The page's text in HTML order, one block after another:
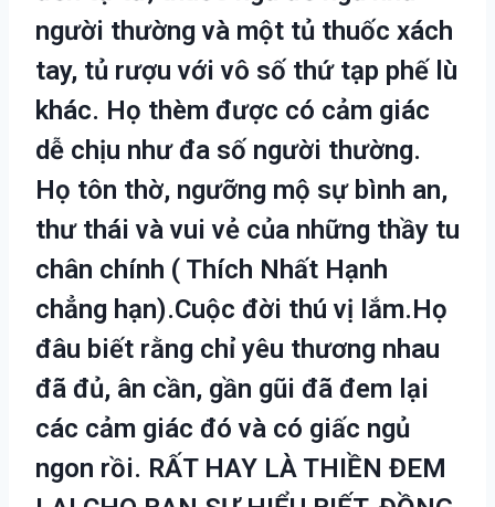
người thường và một tủ thuốc xách
tay, tủ rượu với vô số thứ tạp phế lù
khác. Họ thèm được có cảm giác
dễ chịu như đa số người thường.
Họ tôn thờ, ngưỡng mộ sự bình an,
thư thái và vui vẻ của những thầy tu
chân chính ( Thích Nhất Hạnh
chẳng hạn).Cuộc đời thú vị lắm.Họ
đâu biết rằng chỉ yêu thương nhau
đã đủ, ân cần, gần gũi đã đem lại
các cảm giác đó và có giấc ngủ
ngon rồi. RẤT HAY LÀ THIỀN ĐEM